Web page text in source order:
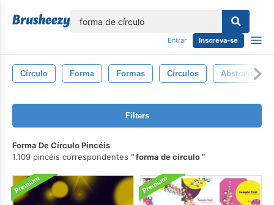
Entrar Inscreva-se
Círculo Forma Formas Círculos Abstrato
Filters
Forma De Círculo Pincéis
1.109 pincéis correspondentes
forma de círculo